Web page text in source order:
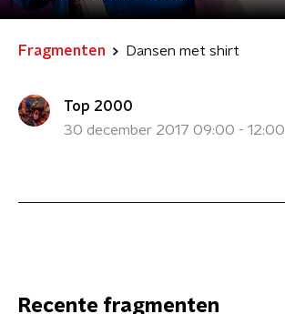
Fragmenten Dansen met shirt
Top 2000
30 december 2017 09:00 - 12:00
Recente fragmenten